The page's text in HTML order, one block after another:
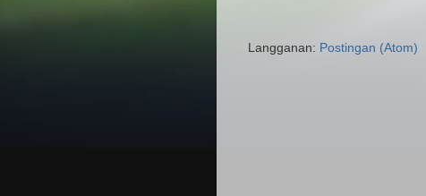
Langganan: Postingan (Atom)